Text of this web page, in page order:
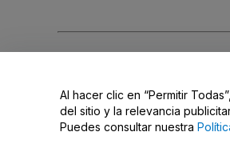
Do Not Share My Personal
Al hacer clic en “Permitir
del sitio y la relevancia
Puedes consultar nuestra